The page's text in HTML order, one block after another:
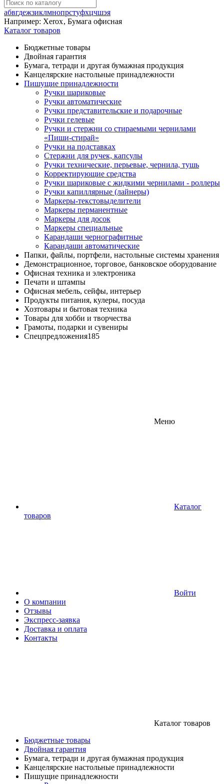
абвгдежзиклмнопрстуфхцчшэя
Например: Xerox, Бумага офисная
Каталог товаров
Бюджетные товары
Двойная гарантия
Бумага, тетради и другая бумажная продукция
Канцелярские настольные принадлежности
Пишущие принадлежности
Ручки шариковые
Ручки автоматические
Ручки представительские и подарочные
Ручки гелевые
Ручки и стержни со стираемыми чернилами
«Пиши-стирай»
Ручки на подставках
Стержни для ручек, капсулы
Ручки технические, перьевые, чернила, тушь
Корректирующие средства
Ручки шариковые с жидкими чернилами - роллеры
Ручки капиллярные (лайнеры)
Маркеры-текстовыделители
Маркеры перманентные
Маркеры для досок
Маркеры специальные
Карандаши чернографитные
Карандаши автоматические
Папки, файлы, портфели, настольные системы хранения
Демонстрационное, торговое, банковское оборудование
Офисная техника и электроника
Печати и штампы
Офисная мебель, сейфы, интерьер
Продукты питания, кулеры, посуда
Хозтовары и бытовая техника
Товары для хобби и творчества
Грамоты, подарки и сувениры
Спецпредложения185
Меню
Каталог
товаров
Войти
О компании
Отзывы
Экспресс-заявка
Доставка и оплата
Контакты
Каталог товаров
Бюджетные товары
Двойная гарантия
Бумага, тетради и другая бумажная продукция
Канцелярские настольные принадлежности
Пишущие принадлежности